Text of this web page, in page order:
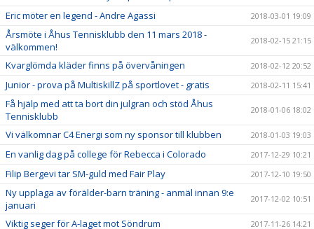
Eric möter en legend - Andre Agassi 2018-03-01 19:09
Årsmöte i Åhus Tennisklubb den 11 mars 2018 -
välkommen!
2018-02-15 21:15
Kvarglömda kläder finns på övervåningen 2018-02-12 20:52
Junior - prova på MultiskillZ på sportlovet - gratis 2018-02-11 15:41
Få hjälp med att ta bort din julgran och stöd Åhus
Tennisklubb
2018-01-06 18:02
Vi välkomnar C4 Energi som ny sponsor till klubben 2018-01-03 19:03
En vanlig dag på college för Rebecca i Colorado 2017-12-29 10:21
Filip Bergevi tar SM-guld med Fair Play 2017-12-10 19:50
Ny upplaga av förälder-barn träning - anmäl innan 9:e
januari
2017-12-02 10:51
Viktig seger för A-laget mot Söndrum 2017-11-26 14:21